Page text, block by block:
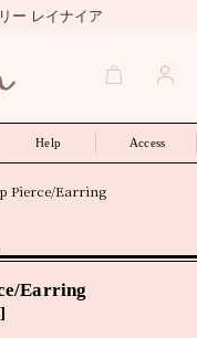
ー レイナイア
Help Access
Pierce/Earring
Earring
]